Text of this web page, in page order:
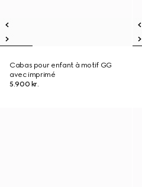
Cabas pour enfant à motif GG
avec imprimé
5.900 kr.